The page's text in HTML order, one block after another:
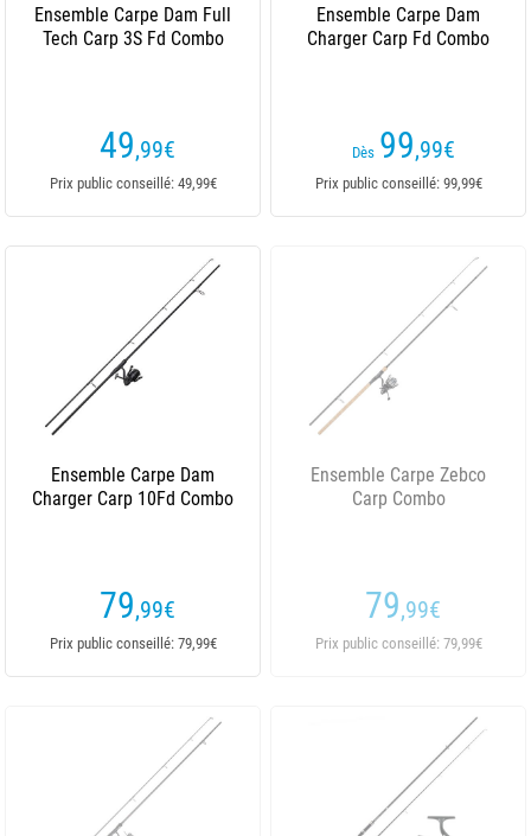
Ensemble Carpe Dam Full
Tech Carp 3S Fd Combo
49,99€
Prix public conseillé: 49,99€
Ensemble Carpe Dam
Charger Carp Fd Combo
Dès 99,99€
Prix public conseillé: 99,99€
Ensemble Carpe Dam
Charger Carp 10Fd Combo
79,99€
Prix public conseillé: 79,99€
Ensemble Carpe Zebco
Carp Combo
79,99€
Prix public conseillé: 79,99€